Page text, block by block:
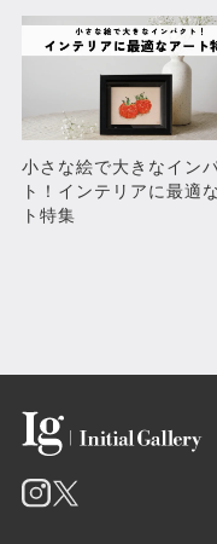
小さな絵で大きなイン
ト！インテリアに最適
ト特集